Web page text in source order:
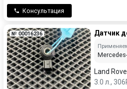
Консультация
№ 00016236 Датчик
Land
3.0 л.,